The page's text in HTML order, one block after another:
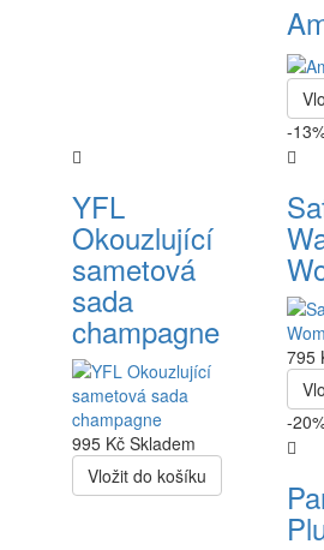
-
YFL
Okouzlující
sametová
sada
champagne
995 Kč Skladem
Vložit do košíku
795
-